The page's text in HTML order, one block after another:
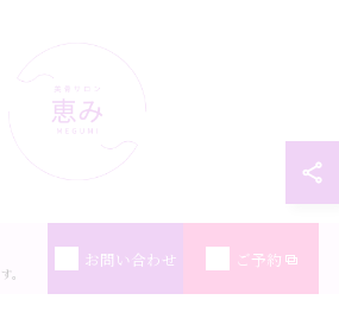
。
お問い合わせ ご予約
クゼーションなら美骨サロン恵み ALL RIGHTS
RESERVED.